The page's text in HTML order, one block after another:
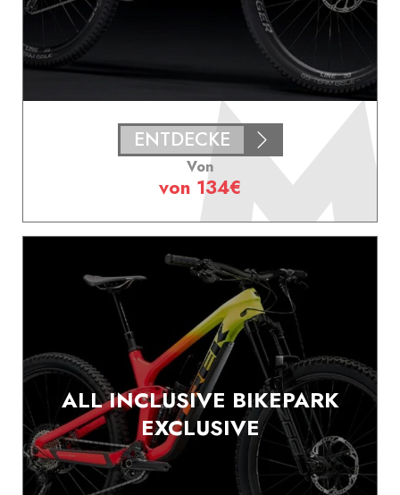
ENTDECKE
Von
von 134€
ALL INCLUSIVE BIKEPARK
EXCLUSIVE